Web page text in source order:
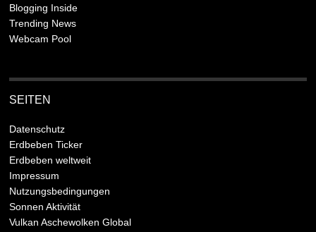
Blogging Inside
Trending News
Webcam Pool
SEITEN
Datenschutz
Erdbeben Ticker
Erdbeben weltweit
Impressum
Nutzungsbedingungen
Sonnen Aktivität
Vulkan Aschewolken Global